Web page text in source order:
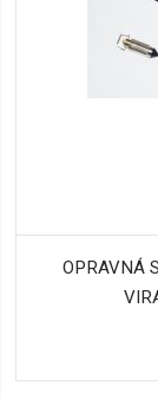
OPRAVNÁ